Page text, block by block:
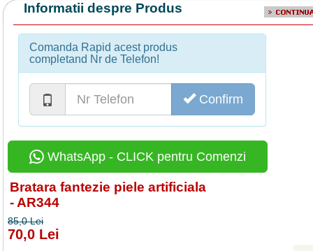
Informatii despre Produs
Comanda Rapid acest produs
completand Nr de Telefon!
Confirm
WhatsApp - CLICK pentru Comenzi
Bratara fantezie piele artificiala
- AR344
85,0 Lei
70,0 Lei